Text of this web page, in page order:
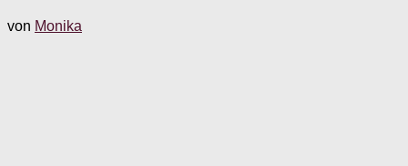
von Monika